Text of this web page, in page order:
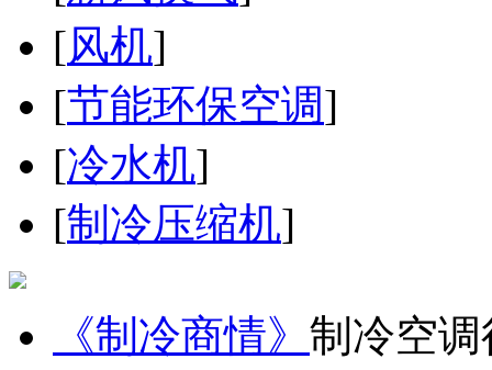
[风机]
[节能环保空调]
[冷水机]
[制冷压缩机]
《制冷商情》 制冷空